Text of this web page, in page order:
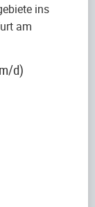
ins
am
d)